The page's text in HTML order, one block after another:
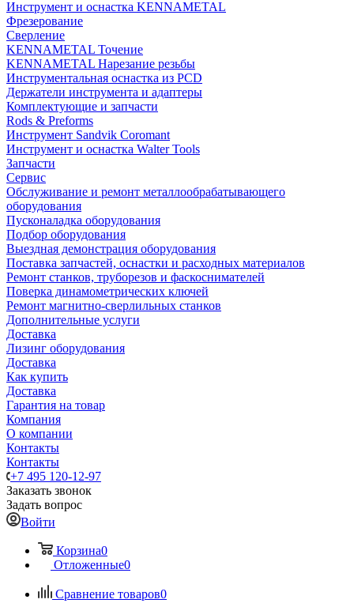
Инструмент и оснастка KENNAMETAL
Фрезерование
Сверление
KENNAMETAL Точение
KENNAMETAL Нарезание резьбы
Инструментальная оснастка из PCD
Держатели инструмента и адаптеры
Комплектующие и запчасти
Rods & Preforms
Инструмент Sandvik Coromant
Инструмент и оснастка Walter Tools
Запчасти
Сервис
Обслуживание и ремонт металлообрабатывающего
оборудования
Пусконаладка оборудования
Подбор оборудования
Выездная демонстрация оборудования
Поставка запчастей, оснастки и расходных материалов
Ремонт станков, труборезов и фаскоснимателей
Поверка динамометрических ключей
Ремонт магнитно-сверлильных станков
Дополнительные услуги
Доставка
Лизинг оборудования
Доставка
Как купить
Доставка
Гарантия на товар
Компания
О компании
Контакты
Контакты
+7 495 120-12-97
Заказать звонок
Задать вопрос
Войти
Корзина0
Отложенные0
Сравнение товаров0